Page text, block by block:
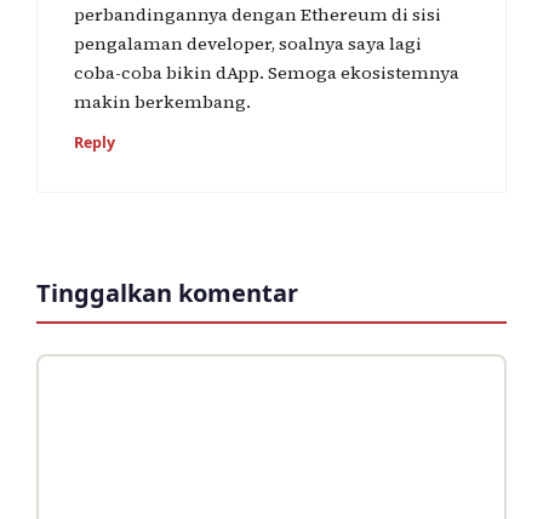
perbandingannya dengan Ethereum di sisi
pengalaman developer, soalnya saya lagi
coba-coba bikin dApp. Semoga ekosistemnya
makin berkembang.
Reply
Tinggalkan komentar
Komentar
Nama
Surel
Situs